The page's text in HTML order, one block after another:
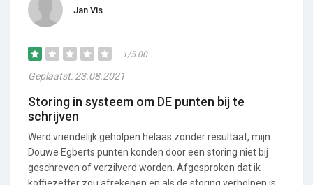
Jan Vis
1/5.00
Geplaatst: 23.08.2021
Storing in systeem om DE punten bij te
schrijven
Werd vriendelijk geholpen helaas zonder resultaat, mijn
Douwe Egberts punten konden door een storing niet bij
geschreven of verzilverd worden. Afgesproken dat ik